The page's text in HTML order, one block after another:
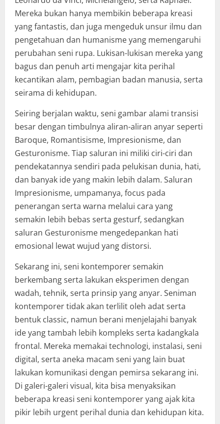
Mereka bukan hanya membikin beberapa kreasi
yang fantastis, dan juga mengeduk unsur ilmu dan
pengetahuan dan humanisme yang memengaruhi
perubahan seni rupa. Lukisan-lukisan mereka yang
bagus dan penuh arti mengajar kita perihal
kecantikan alam, pembagian badan manusia, serta
seirama di kehidupan.
Seiring berjalan waktu, seni gambar alami transisi
besar dengan timbulnya aliran-aliran anyar seperti
Baroque, Romantisisme, Impresionisme, dan
Gesturonisme. Tiap saluran ini miliki ciri-ciri dan
pendekatannya sendiri pada pelukisan dunia, hati,
dan banyak ide yang makin lebih dalam. Saluran
Impresionisme, umpamanya, focus pada
penerangan serta warna melalui cara yang
semakin lebih bebas serta gesturf, sedangkan
saluran Gesturonisme mengedepankan hati
emosional lewat wujud yang distorsi.
Sekarang ini, seni kontemporer semakin
berkembang serta lakukan eksperimen dengan
wadah, tehnik, serta prinsip yang anyar. Seniman
kontemporer tidak akan terlilit oleh adat serta
bentuk classic, namun berani menjelajahi banyak
ide yang tambah lebih kompleks serta kadangkala
frontal. Mereka memakai technologi, instalasi, seni
digital, serta aneka macam seni yang lain buat
lakukan komunikasi dengan pemirsa sekarang ini.
Di galeri-galeri visual, kita bisa menyaksikan
beberapa kreasi seni kontemporer yang ajak kita
pikir lebih urgent perihal dunia dan kehidupan kita.